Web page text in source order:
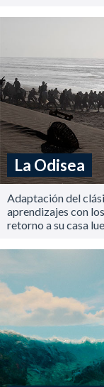
La Odisea
Adaptación del
aprendizajes con
retorno a su casa